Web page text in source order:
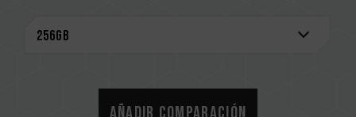
Reducción de la tasa de pérdida de tapas